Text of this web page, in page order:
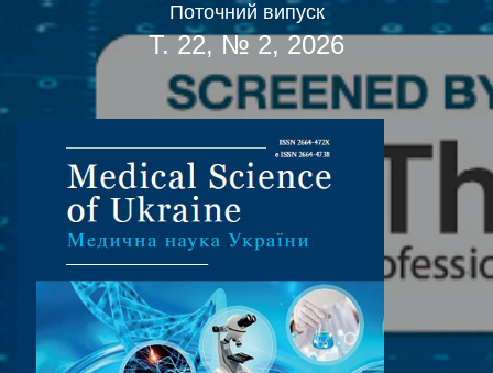
Поточний випуск
Т. 22, № 2, 2026